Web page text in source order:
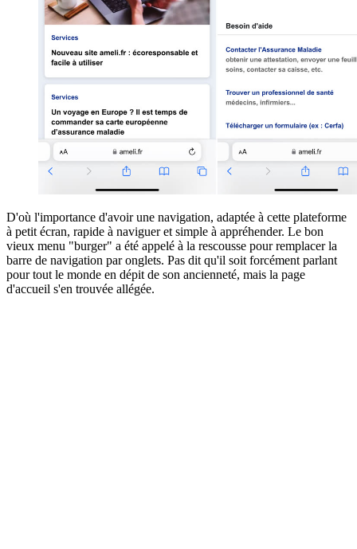
D'où l'importance d'avoir une navigation, adaptée à cette plateforme
à petit écran, rapide à naviguer et simple à appréhender. Le bon
vieux menu "burger" a été appelé à la rescousse pour remplacer la
barre de navigation par onglets. Pas dit qu'il soit forcément parlant
pour tout le monde en dépit de son ancienneté, mais la page
d'accueil s'en trouvée allégée.